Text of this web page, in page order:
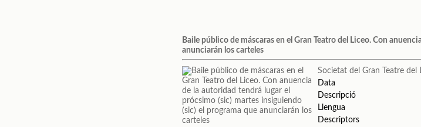
Baile público de máscaras en el Gran Teatro del Liceo. Con
anunciarán los carteles
Societat del Gran Teatre del
Data
Descripció
Llengua
Descriptors